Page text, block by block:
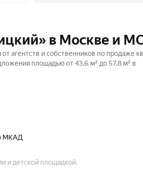
в Москве и
агентств и собственников по продаже
площадью от 43,6 м² до 57,8 м² в
МКАД
и детской площадкой.